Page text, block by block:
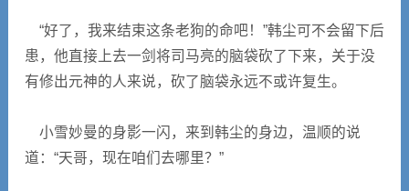
“好了，我来结束这条老狗的命吧！”韩尘可不会留下后
患，他直接上去一剑将司马亮的脑袋砍了下来，关于没
有修出元神的人来说，砍了脑袋永远不或许复生。
小雪妙曼的身影一闪，来到韩尘的身边，温顺的说
道：“天哥，现在咱们去哪里？”